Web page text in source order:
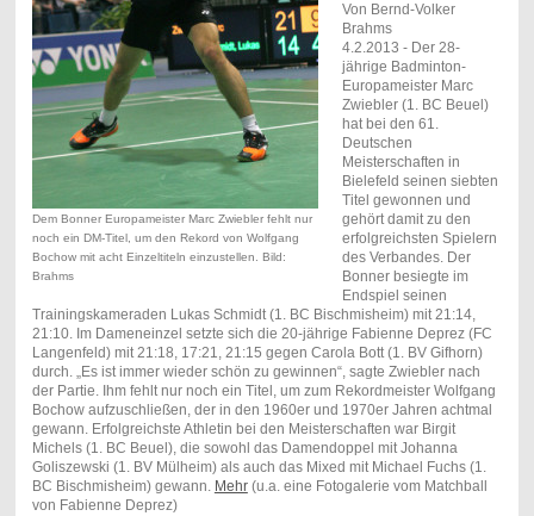
Dem Bonner Europameister Marc Zwiebler fehlt nur
noch ein DM-Titel, um den Rekord von Wolfgang
Bochow mit acht Einzeltiteln einzustellen. Bild:
Brahms
Von Bernd-Volker
Brahms
4.2.2013 - Der 28-
jährige Badminton-
Europameister Marc
Zwiebler (1. BC Beuel)
hat bei den 61.
Deutschen
Meisterschaften in
Bielefeld seinen siebten
Titel gewonnen und
gehört damit zu den
erfolgreichsten Spielern
des Verbandes.Der
Bonner besiegte im
Endspiel seinen
Trainingskameraden Lukas Schmidt (1. BC Bischmisheim) mit 21:14,
21:10. Im Dameneinzel setzte sich die 20-jährige Fabienne Deprez (FC
Langenfeld) mit 21:18, 17:21, 21:15 gegen Carola Bott (1. BV Gifhorn)
durch. „Es ist immer wieder schön zu gewinnen“, sagte Zwiebler nach
der Partie. Ihm fehlt nur noch ein Titel, um zum Rekordmeister Wolfgang
Bochow aufzuschließen, der in den 1960er und 1970er Jahren achtmal
gewann. Erfolgreichste Athletin bei den Meisterschaften war Birgit
Michels (1. BC Beuel), die sowohl das Damendoppel mit Johanna
Goliszewski (1. BV Mülheim) als auch das Mixed mit Michael Fuchs (1.
BC Bischmisheim) gewann. Mehr(u.a. eine Fotogalerie vom Matchball
von Fabienne Deprez)